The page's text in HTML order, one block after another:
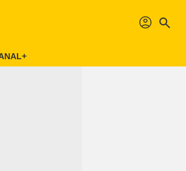
profil search